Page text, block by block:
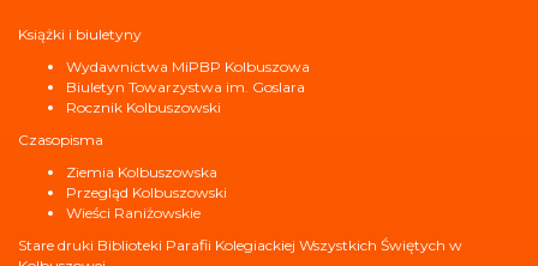
Książki i biuletyny
Wydawnictwa MiPBP Kolbuszowa
Biuletyn Towarzystwa im. Goslara
Rocznik Kolbuszowski
Czasopisma
Ziemia Kolbuszowska
Przegląd Kolbuszowski
Wieści Raniżowskie
Stare druki Biblioteki Parafii Kolegiackiej Wszystkich Świętych w